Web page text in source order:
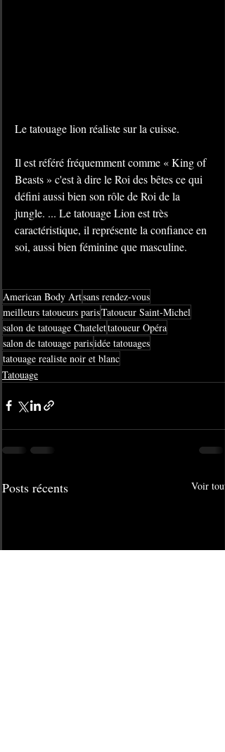
Le tatouage lion réaliste sur la cuisse.
Il est référé fréquemment comme « King of
Beasts » c'est à dire le Roi des bêtes ce qui
défini aussi bien son rôle de Roi de la
jungle. ... Le tatouage Lion est très
caractéristique, il représente la confiance en
soi, aussi bien féminine que masculine.
American Body Artsans rendez-vous
meilleurs tatoueurs parisTatoueur Saint-Michel
salon de tatouage Chatelettatoueur Opéra
salon de tatouage parisidée tatouages
tatouage realiste noir et blanc
Tatouage
Posts récents Voir tout